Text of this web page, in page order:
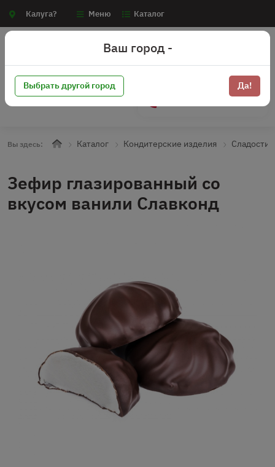
Калуга? Меню Каталог
Вы здесь: Каталог Кондитерские изделия Сладости
Зефир глазированный со
вкусом ванили Славконд
Ваш город -
Выбрать другой город Да!